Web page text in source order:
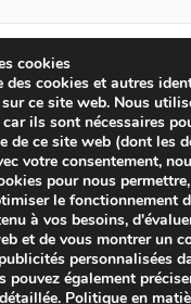
mon nom, mon e-
pour mon
cookies
des cookies et autres
ce site web. Nous
ils sont nécessaires
de ce site web (dont les
votre consentement,
pour nous
le fonctionnement
à vos besoins,
et de vous montrer un
personnalisées
pouvez également
Politique en